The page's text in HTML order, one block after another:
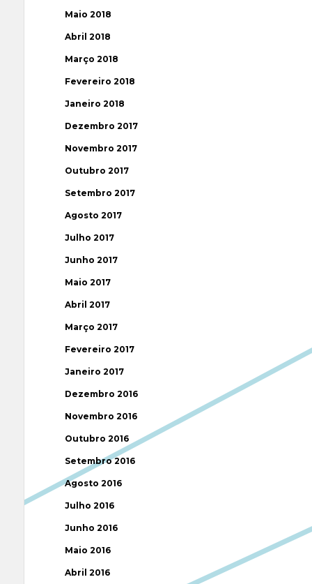
Maio 2018
Abril 2018
Março 2018
Fevereiro 2018
Janeiro 2018
Dezembro 2017
Novembro 2017
Outubro 2017
Setembro 2017
Agosto 2017
Julho 2017
Junho 2017
Maio 2017
Abril 2017
Março 2017
Fevereiro 2017
Janeiro 2017
Dezembro 2016
Novembro 2016
Outubro 2016
Setembro 2016
Agosto 2016
Julho 2016
Junho 2016
Maio 2016
Abril 2016